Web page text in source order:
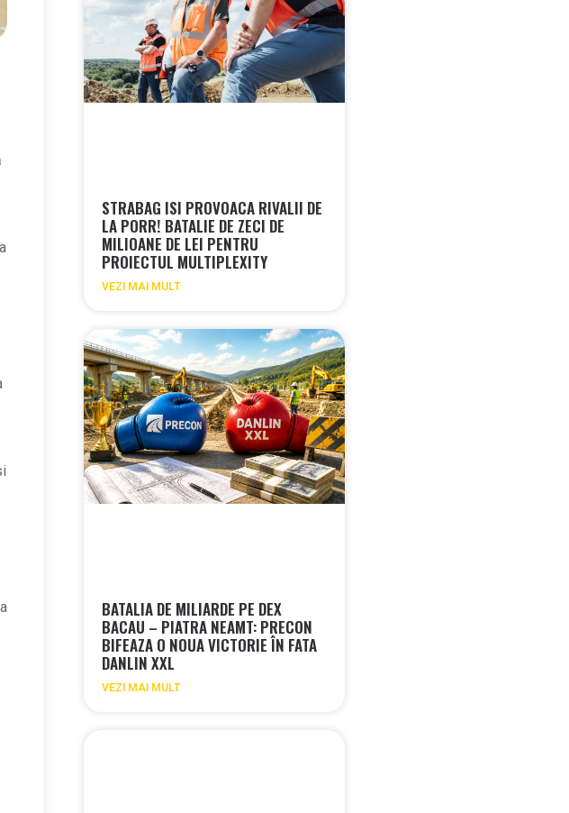
STRABAG ISI PROVOACA RIVALII DE
LA PORR! BATALIE DE ZECI DE
MILIOANE DE LEI PENTRU
PROIECTUL MULTIPLEXITY
VEZI MAI MULT
BATALIA DE MILIARDE PE DEX
BACAU – PIATRA NEAMT: PRECON
BIFEAZA O NOUA VICTORIE ÎN FATA
DANLIN XXL
VEZI MAI MULT